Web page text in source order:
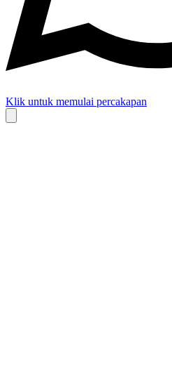
Klik untuk memulai percakapan